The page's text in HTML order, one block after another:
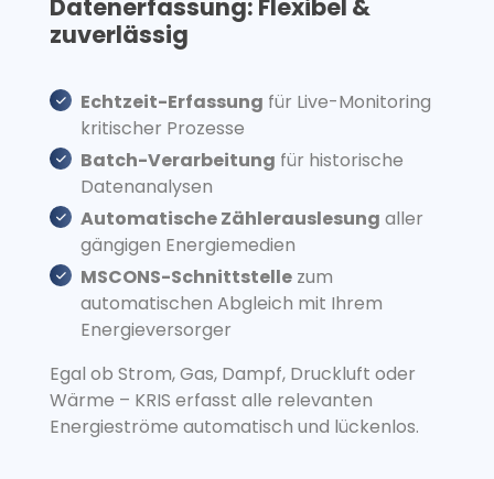
Datenerfassung: Flexibel &
zuverlässig
Echtzeit-Erfassung für Live-Monitoring
kritischer Prozesse
Batch-Verarbeitung für historische
Datenanalysen
Automatische Zählerauslesung aller
gängigen Energiemedien
MSCONS-Schnittstelle zum
automatischen Abgleich mit Ihrem
Energieversorger
Egal ob Strom, Gas, Dampf, Druckluft oder
Wärme – KRIS erfasst alle relevanten
Energieströme automatisch und lückenlos.